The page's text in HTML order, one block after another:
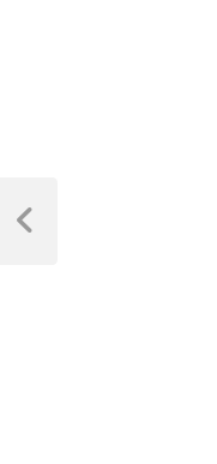
Navegação
de
Post